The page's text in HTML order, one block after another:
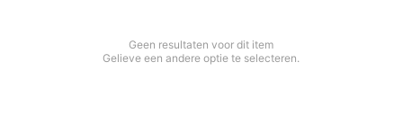
Geen resultaten voor dit item
Gelieve een andere optie te selecteren.